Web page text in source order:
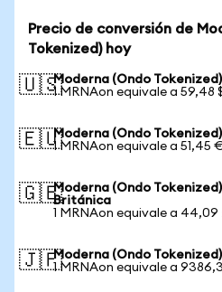
Precio de conversión de
Tokenized) hoy
🇺🇸Moderna (Ondo
1 MRNAon equivale a 59,48
🇪🇺Moderna (Ondo
1 MRNAon equivale a 51,45
🇬🇧Moderna (Ondo
Británica
1 MRNAon equivale a 44,09
🇯🇵Moderna (Ondo
1 MRNAon equivale a